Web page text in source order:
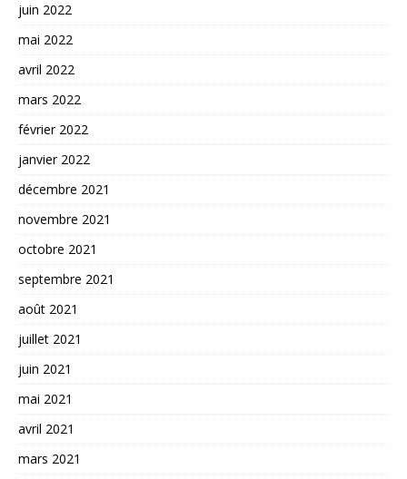
juin 2022
mai 2022
avril 2022
mars 2022
février 2022
janvier 2022
décembre 2021
novembre 2021
octobre 2021
septembre 2021
août 2021
juillet 2021
juin 2021
mai 2021
avril 2021
mars 2021